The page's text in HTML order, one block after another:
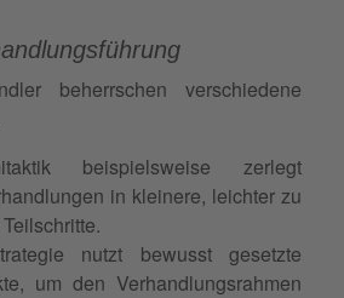
beherrschen verschiedene
beispielsweise zerlegt
in kleinere, leichter zu
nutzt bewusst gesetzte
um den Verhandlungsrahmen